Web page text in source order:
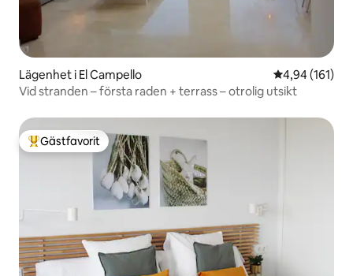
Lägenhet i El Campello 4,94 av 5 i
4,94 (161)
Vid stranden – första raden + terrass – otrolig utsikt
Populär gästfavorit
Gästfavorit